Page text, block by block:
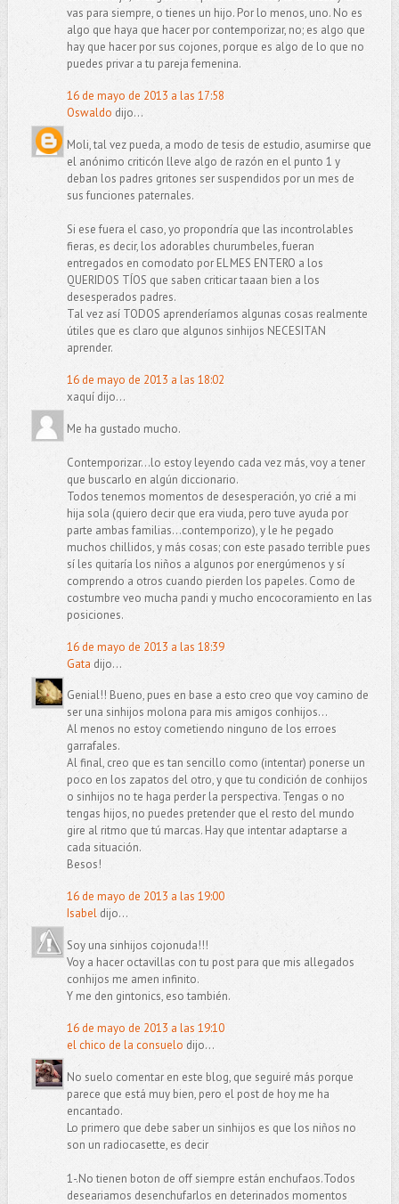
vas para siempre, o tienes un hijo. Por lo menos, uno. No es
algo que haya que hacer por contemporizar, no; es algo que
hay que hacer por sus cojones, porque es algo de lo que no
puedes privar a tu pareja femenina.
16 de mayo de 2013 a las 17:58
Oswaldo dijo...
Moli, tal vez pueda, a modo de tesis de estudio, asumirse que
el anónimo criticón lleve algo de razón en el punto 1 y
deban los padres gritones ser suspendidos por un mes de
sus funciones paternales.
Si ese fuera el caso, yo propondría que las incontrolables
fieras, es decir, los adorables churumbeles, fueran
entregados en comodato por EL MES ENTERO a los
QUERIDOS TÍOS que saben criticar taaan bien a los
desesperados padres.
Tal vez así TODOS aprenderíamos algunas cosas realmente
útiles que es claro que algunos sinhijos NECESITAN
aprender.
16 de mayo de 2013 a las 18:02
xaquí dijo...
Me ha gustado mucho.
Contemporizar...lo estoy leyendo cada vez más, voy a tener
que buscarlo en algún diccionario.
Todos tenemos momentos de desesperación, yo crié a mi
hija sola (quiero decir que era viuda, pero tuve ayuda por
parte ambas familias...contemporizo), y le he pegado
muchos chillidos, y más cosas; con este pasado terrible pues
sí les quitaría los niños a algunos por energúmenos y sí
comprendo a otros cuando pierden los papeles. Como de
costumbre veo mucha pandi y mucho encocoramiento en las
posiciones.
16 de mayo de 2013 a las 18:39
Gata dijo...
Genial!! Bueno, pues en base a esto creo que voy camino de
ser una sinhijos molona para mis amigos conhijos...
Al menos no estoy cometiendo ninguno de los erroes
garrafales.
Al final, creo que es tan sencillo como (intentar) ponerse un
poco en los zapatos del otro, y que tu condición de conhijos
o sinhijos no te haga perder la perspectiva. Tengas o no
tengas hijos, no puedes pretender que el resto del mundo
gire al ritmo que tú marcas. Hay que intentar adaptarse a
cada situación.
Besos!
16 de mayo de 2013 a las 19:00
Isabeldijo...
Soy una sinhijos cojonuda!!!
Voy a hacer octavillas con tu post para que mis allegados
conhijos me amen infinito.
Y me den gintonics, eso también.
16 de mayo de 2013 a las 19:10
el chico de la consuelo dijo...
No suelo comentar en este blog, que seguiré más porque
parece que está muy bien, pero el post de hoy me ha
encantado.
Lo primero que debe saber un sinhijos es que los niños no
son un radiocasette, es decir
1-.No tienen boton de off siempre están enchufaos.Todos
deseariamos desenchufarlos en deterinados momentos